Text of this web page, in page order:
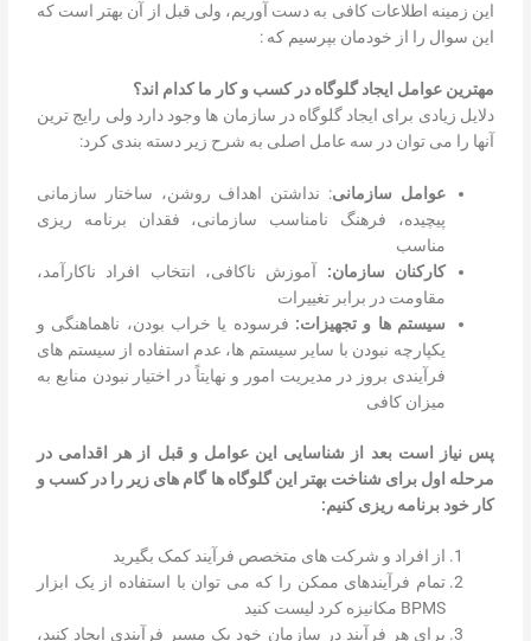
این زمینه اطلاعات کافی به دست آوریم، ولی قبل از آن بهتر است که
این سوال را از خودمان بپرسیم که :
مهترین عوامل ایجاد گلوگاه در کسب و کار ما کدام اند؟
دلایل زیادی برای ایجاد گلوگاه در سازمان ها وجود دارد ولی رایج ترین
آنها را می توان در سه عامل اصلی به شرح زیر دسته بندی کرد:
عوامل سازمانی: نداشتن اهداف روشن، ساختار سازمانی
پیچیده، فرهنگ نامناسب سازمانی، فقدان برنامه ریزی
مناسب
کارکنان سازمان: آموزش ناکافی، انتخاب افراد ناکارآمد،
مقاومت در برابر تغییرات
سیستم ها و تجهیزات: فرسوده یا خراب بودن، ناهماهنگی و
یکپارچه نبودن با سایر سیستم ها، عدم استفاده از سیستم های
فرآیندی بروز در مدیریت امور و نهایتاً در اختیار نبودن منابع به
میزان کافی
پس نیاز است بعد از شناسایی این عوامل و قبل از هر اقدامی در
مرحله اول برای شناخت بهتر این گلوگاه ها گام های زیر را در کسب و
کار خود برنامه ریزی کنیم:
از افراد و شرکت های متخصص فرآیند کمک بگیرید
تمام فرآیندهای ممکن را که می توان با استفاده از یک ابزار
BPMS مکانیزه کرد لیست کنید
برای هر فرآیند در سازمان خود یک مسیر فرآیندی ایجاد کنید،